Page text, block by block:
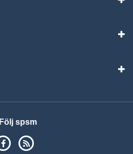
Följ spsm
SPSM på Facebook